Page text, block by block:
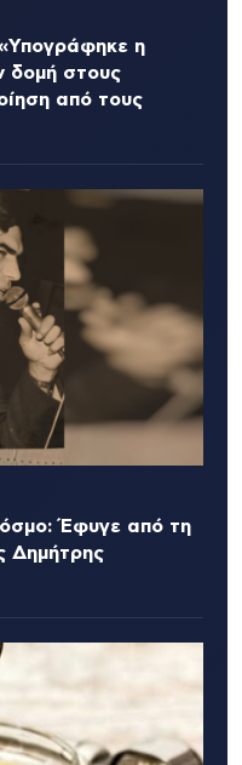
η
δομή στους
από τους
Έφυγε από τη
Δημήτρης